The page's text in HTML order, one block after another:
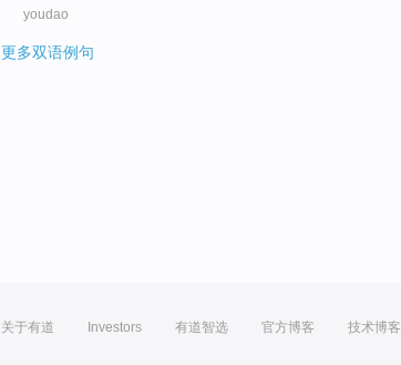
youdao
更多双语例句
关于有道 Investors 有道智选 官方博客 技术博客